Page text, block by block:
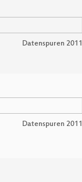
Datenspuren 2011
Datenspuren 2011